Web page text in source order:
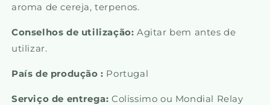
aroma de cereja, terpenos.
Conselhos de utilização: Agitar bem antes de
utilizar.
País de produção : Portugal
Serviço de entrega: Colissimo ou Mondial Relay